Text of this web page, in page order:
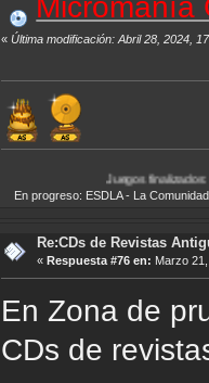
Micromanía
«Última modificación: Abril 28, 2024,
Juegos finalizados:Bionicle
En progreso: ESDLA - La
Re:CDs de Revistas
« Respuesta #76 en: Marzo
En Zona de
CDs de